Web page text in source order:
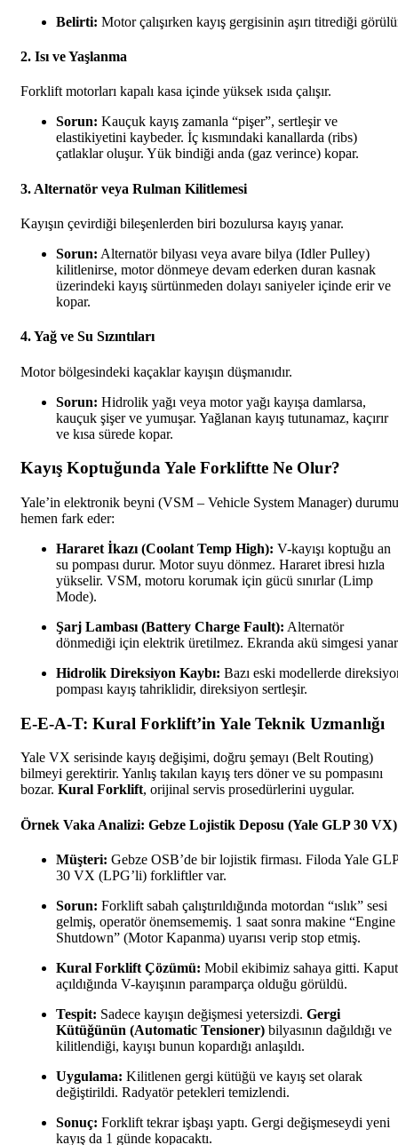
Belirti: Motor çalışırken kayış gergisinin aşırı titrediği
2. Isı ve Yaşlanma
Forklift motorları kapalı kasa içinde yüksek ısıda çalışır.
Sorun: Kauçuk kayış zamanla “pişer”, sertleşir ve
elastikiyetini kaybeder. İç kısmındaki kanallarda (ribs)
çatlaklar oluşur. Yük bindiği anda (gaz verince) kopar.
3. Alternatör veya Rulman Kilitlemesi
Kayışın çevirdiği bileşenlerden biri bozulursa kayış yanar.
Sorun: Alternatör bilyası veya avare bilya (Idler Pulley)
kilitlenirse, motor dönmeye devam ederken duran kasnak
üzerindeki kayış sürtünmeden dolayı saniyeler içinde erir ve
kopar.
4. Yağ ve Su Sızıntıları
Motor bölgesindeki kaçaklar kayışın düşmanıdır.
Sorun: Hidrolik yağı veya motor yağı kayışa damlarsa,
kauçuk şişer ve yumuşar. Yağlanan kayış tutunamaz, kaçırır
ve kısa sürede kopar.
Kayış Koptuğunda Yale Forkliftte Ne Olur?
Yale’in elektronik beyni (VSM – Vehicle System Manager) durumu
hemen fark eder:
Hararet İkazı (Coolant Temp High): V-kayışı koptuğu an
su pompası durur. Motor suyu dönmez. Hararet ibresi hızla
yükselir. VSM, motoru korumak için gücü sınırlar (Limp
Mode).
Şarj Lambası (Battery Charge Fault): Alternatör
dönmediği için elektrik üretilmez. Ekranda akü simgesi
Hidrolik Direksiyon Kaybı: Bazı eski modellerde
pompası kayış tahriklidir, direksiyon sertleşir.
E-E-A-T: Kural Forklift’in Yale Teknik Uzmanlığı
Yale VX serisinde kayış değişimi, doğru şemayı (Belt Routing)
bilmeyi gerektirir. Yanlış takılan kayış ters döner ve su pompasını
bozar. Kural Forklift, orijinal servis prosedürlerini uygular.
Örnek Vaka Analizi: Gebze Lojistik Deposu (Yale GLP 30 VX)
Müşteri: Gebze OSB’de bir lojistik firması. Filoda Yale GLP
30 VX (LPG’li) forkliftler var.
Sorun: Forklift sabah çalıştırıldığında motordan “ıslık” sesi
gelmiş, operatör önemsememiş. 1 saat sonra makine “Engine
Shutdown” (Motor Kapanma) uyarısı verip stop etmiş.
Kural Forklift Çözümü: Mobil ekibimiz sahaya gitti. Kaput
açıldığında V-kayışının paramparça olduğu görüldü.
Tespit: Sadece kayışın değişmesi yetersizdi. Gergi
Kütüğünün (Automatic Tensioner) bilyasının dağıldığı ve
kilitlendiği, kayışı bunun kopardığı anlaşıldı.
Uygulama: Kilitlenen gergi kütüğü ve kayış set olarak
değiştirildi. Radyatör petekleri temizlendi.
Sonuç: Forklift tekrar işbaşı yaptı. Gergi değişmeseydi yeni
kayış da 1 günde kopacaktı.